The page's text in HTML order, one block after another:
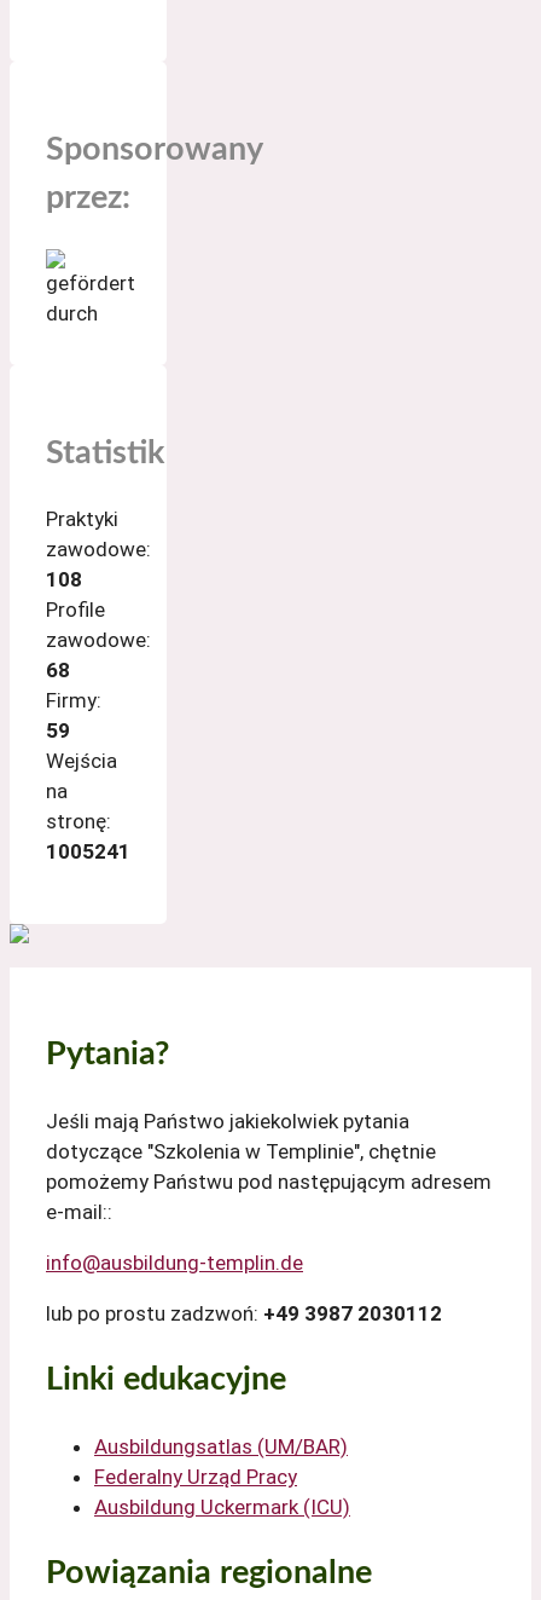
Sponsorowany
przez:
Statistik
Praktyki
zawodowe:
108
Profile
zawodowe:
68
Firmy:
59
Wejścia
na
stronę:
1005241
Pytania?
Jeśli mają Państwo jakiekolwiek pytania
dotyczące "Szkolenia w Templinie", chętnie
pomożemy Państwu pod następującym adresem
e-mail::
info@ausbildung-templin.de
lub po prostu zadzwoń: +49 3987 2030112
Linki edukacyjne
Ausbildungsatlas (UM/BAR)
Federalny Urząd Pracy
Ausbildung Uckermark (ICU)
Powiązania regionalne